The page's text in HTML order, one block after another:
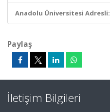
Anadolu Üniversitesi Adresli:
Paylaş
İletişim Bilgileri